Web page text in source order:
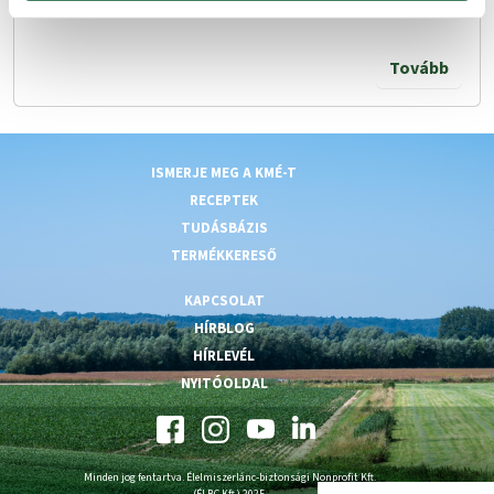
Tovább
ISMERJE MEG A KMÉ-T
RECEPTEK
TUDÁSBÁZIS
TERMÉKKERESŐ
KAPCSOLAT
HÍRBLOG
HÍRLEVÉL
NYITÓOLDAL
Minden jog fentartva. Élelmiszerlánc-biztonsági Nonprofit Kft.